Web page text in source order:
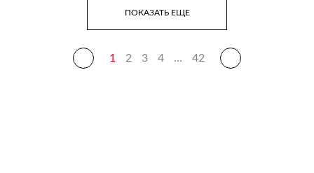
ПОКАЗАТЬ ЕЩЕ
1 2 3 4 ... 42